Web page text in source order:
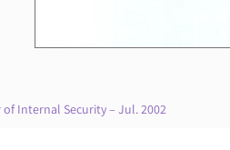
of Internal Security – Jul. 2002